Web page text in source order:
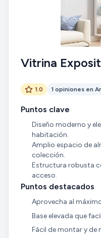
Vitrina
1.0 1 opiniones en
Puntos clave
Diseño moderno y
habitación.
Amplio espacio de
colección.
Estructura robusta
acceso.
Puntos destacados
Aprovecha al
Base elevada que
Fácil de montar y de